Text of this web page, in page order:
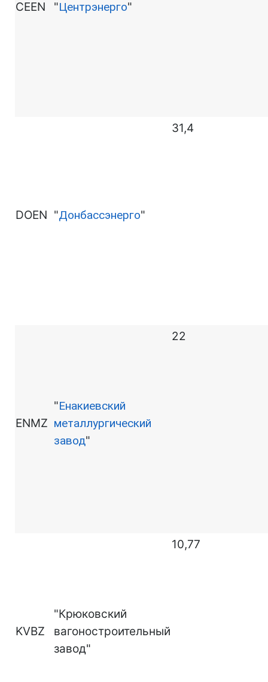
CEEN "Центрэнерго"
DOEN "Донбассэнерго"
31,4
ENMZ
"Енакиевский
металлургический
завод"
22
KVBZ
"Крюковский
вагоностроительный
завод"
10,77